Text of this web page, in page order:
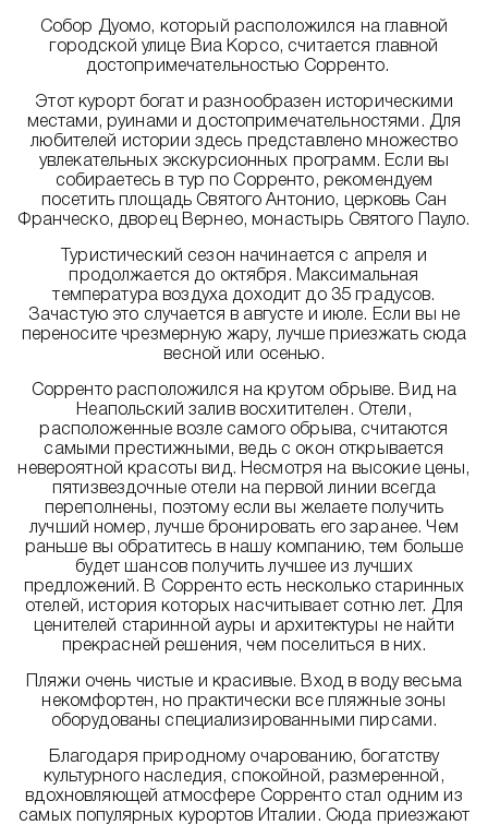
Собор Дуомо, который расположился на главной
городской улице Виа Корсо, считается главной
достопримечательностью Сорренто.
Этот курорт богат и разнообразен историческими
местами, руинами и достопримечательностями. Для
любителей истории здесь представлено множество
увлекательных экскурсионных программ. Если вы
собираетесь в тур по Сорренто, рекомендуем
посетить площадь Святого Антонио, церковь Сан
Франческо, дворец Вернео, монастырь Святого Пауло.
Туристический сезон начинается с апреля и
продолжается до октября. Максимальная
температура воздуха доходит до 35 градусов.
Зачастую это случается в августе и июле. Если вы не
переносите чрезмерную жару, лучше приезжать сюда
весной или осенью.
Сорренто расположился на крутом обрыве. Вид на
Неапольский залив восхитителен. Отели,
расположенные возле самого обрыва, считаются
самыми престижными, ведь с окон открывается
невероятной красоты вид. Несмотря на высокие цены,
пятизвездочные отели на первой линии всегда
переполнены, поэтому если вы желаете получить
лучший номер, лучше бронировать его заранее. Чем
раньше вы обратитесь в нашу компанию, тем больше
будет шансов получить лучшее из лучших
предложений. В Сорренто есть несколько старинных
отелей, история которых насчитывает сотню лет. Для
ценителей старинной ауры и архитектуры не найти
прекрасней решения, чем поселиться в них.
Пляжи очень чистые и красивые. Вход в воду весьма
некомфортен, но практически все пляжные зоны
оборудованы специализированными пирсами.
Благодаря природному очарованию, богатству
культурного наследия, спокойной, размеренной,
вдохновляющей атмосфере Сорренто стал одним из
самых популярных курортов Италии. Сюда приезжают